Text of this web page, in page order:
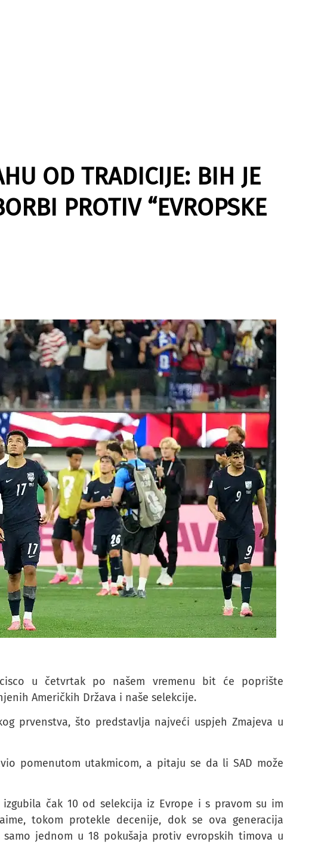
OD TRADICIJE: BIH JE
PROTIV “EVROPSKE
u četvrtak po našem vremenu bit će poprište
Američkih Država i naše selekcije.
prvenstva, što predstavlja najveći uspjeh Zmajeva u
pomenutom utakmicom, a pitaju se da li SAD može
čak 10 od selekcija iz Evrope i s pravom su im
tokom protekle decenije, dok se ova generacija
jednom u 18 pokušaja protiv evropskih timova u